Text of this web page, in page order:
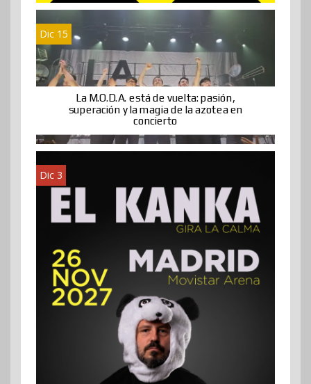
Dic 15
La M.O.D.A. está de vuelta: pasión,
superación y la magia de la azotea en
concierto
Dic 3